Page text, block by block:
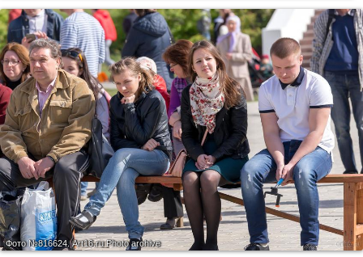
Фото №816624.Art16.ru Photo archive